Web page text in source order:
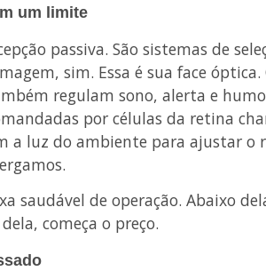
um limite
passiva. São sistemas de
sim. Essa é sua face
regulam sono, alerta e
por células da retina
a luz do ambiente para ajustar o
saudável de operação. Abaixo
começa o preço.